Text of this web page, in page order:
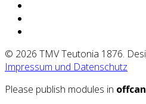
© 2026 TMV Teutonia 1876.
Impressum und Datenschutz
Please publish modules in